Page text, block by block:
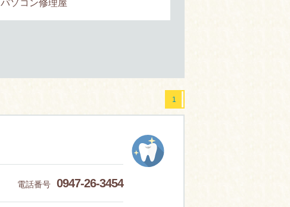
パソコン修理屋
1
電話番号 0947-26-3454